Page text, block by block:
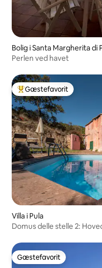
Bolig i Santa Margherita di
Perlen ved havet
Bedste gæstefavorit
Gæstefavorit
Villa i Pula
Domus delle stelle 2:
Gæstefavorit
Gæstefavorit